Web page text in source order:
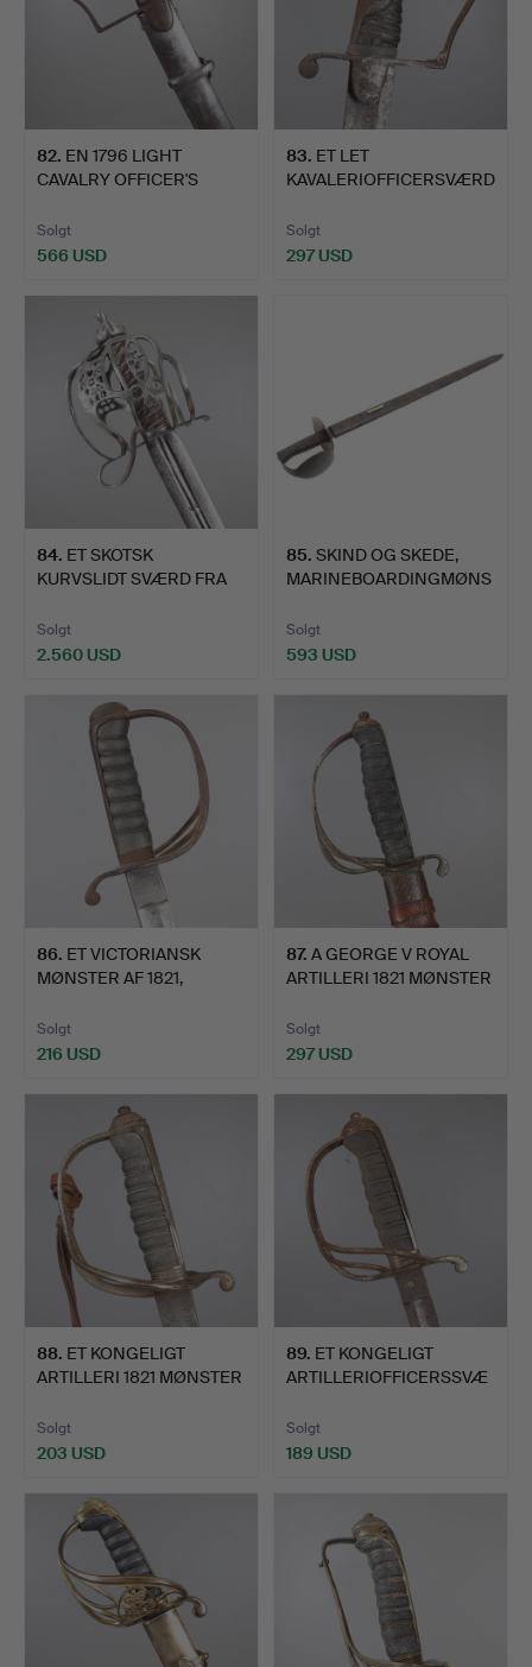
82. EN 1796 LIGHT
CAVALRY OFFICER'S
Solgt
566 USD
83. ET LET
KAVALERIOFFICERSVÆRD
Solgt
297 USD
84. ET SKOTSK
KURVSLIDT SVÆRD FRA
Solgt
2.560 USD
85. SKIND OG SKEDE,
MARINEBOARDINGMØNS
Solgt
593 USD
86. ET VICTORIANSK
MØNSTER AF 1821,
Solgt
216 USD
87. A GEORGE V ROYAL
ARTILLERI 1821 MØNSTER
Solgt
297 USD
88. ET KONGELIGT
ARTILLERI 1821 MØNSTER
Solgt
203 USD
89. ET KONGELIGT
ARTILLERIOFFICERSSVÆ
Solgt
189 USD